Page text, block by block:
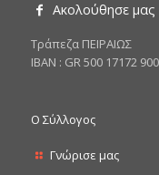
Ακολούθησε μας
Tράπεζα ΠΕΙΡΑΙΩΣ
ΙΒΑΝ : GR 500 17172
Ο Σύλλογος
Γνώρισε μας